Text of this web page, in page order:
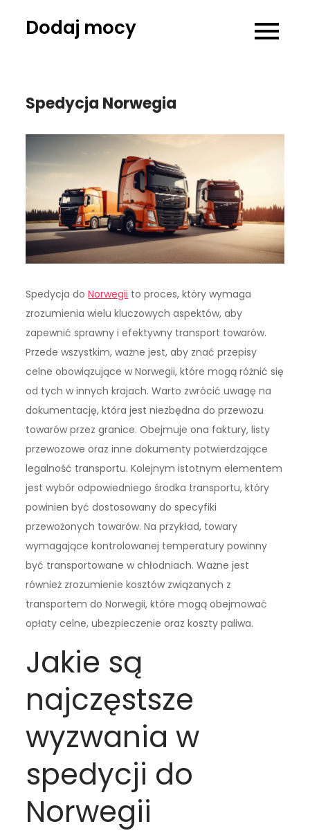
Dodaj mocy
Spedycja Norwegia
Spedycja doNorwegii to proces, który wymaga
zrozumienia wielu kluczowych aspektów, aby
zapewnić sprawny i efektywny transport towarów.
Przede wszystkim, ważne jest, aby znać przepisy
celne obowiązujące w Norwegii, które mogą różnić się
od tych w innych krajach. Warto zwrócić uwagę na
dokumentację, która jest niezbędna do przewozu
towarów przez granice. Obejmuje ona faktury, listy
przewozowe oraz inne dokumenty potwierdzające
legalność transportu. Kolejnym istotnym elementem
jest wybór odpowiedniego środka transportu, który
powinien być dostosowany do specyfiki
przewożonych towarów. Na przykład, towary
wymagające kontrolowanej temperatury powinny
być transportowane w chłodniach. Ważne jest
również zrozumienie kosztów związanych z
transportem do Norwegii, które mogą obejmować
opłaty celne, ubezpieczenie oraz koszty paliwa.
Jakie są
najczęstsze
wyzwania w
spedycji do
Norwegii